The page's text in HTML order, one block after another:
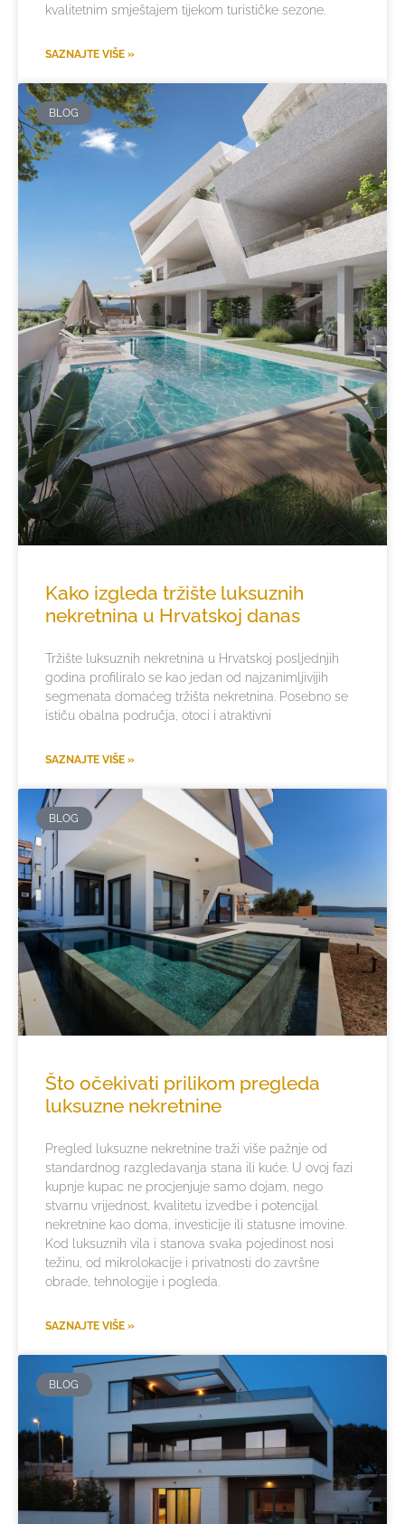
kvalitetnim smještajem tijekom turističke sezone.
SAZNAJTE VIŠE »
BLOG
Kako izgleda tržište luksuznih
nekretnina u Hrvatskoj danas
Tržište luksuznih nekretnina u Hrvatskoj posljednjih
godina profiliralo se kao jedan od najzanimljivijih
segmenata domaćeg tržišta nekretnina. Posebno se
ističu obalna područja, otoci i atraktivni
SAZNAJTE VIŠE »
BLOG
Što očekivati prilikom pregleda
luksuzne nekretnine
Pregled luksuzne nekretnine traži više pažnje od
standardnog razgledavanja stana ili kuće. U ovoj fazi
kupnje kupac ne procjenjuje samo dojam, nego
stvarnu vrijednost, kvalitetu izvedbe i potencijal
nekretnine kao doma, investicije ili statusne imovine.
Kod luksuznih vila i stanova svaka pojedinost nosi
težinu, od mikrolokacije i privatnosti do završne
obrade, tehnologije i pogleda.
SAZNAJTE VIŠE »
BLOG